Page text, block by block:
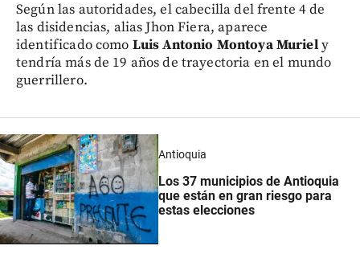
Según las autoridades, el cabecilla del frente 4 de
las disidencias, alias Jhon Fiera, aparece
identificado como Luis Antonio Montoya Muriely
tendría más de 19 años de trayectoria en el mundo
guerrillero.
Antioquia
Los 37 municipios de Antioquia
que están en gran riesgo para
estas elecciones